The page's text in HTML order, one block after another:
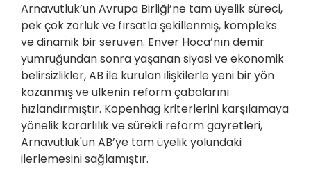
Arnavutluk’un Avrupa Birliği’ne tam üyelik süreci,
pek çok zorluk ve fırsatla şekillenmiş, kompleks
ve dinamik bir serüven. Enver Hoca’nın demir
yumruğundan sonra yaşanan siyasi ve ekonomik
belirsizlikler, AB ile kurulan ilişkilerle yeni bir yön
kazanmış ve ülkenin reform çabalarını
hızlandırmıştır. Kopenhag kriterlerini karşılamaya
yönelik kararlılık ve sürekli reform gayretleri,
Arnavutluk'un AB’ye tam üyelik yolundaki
ilerlemesini sağlamıştır.